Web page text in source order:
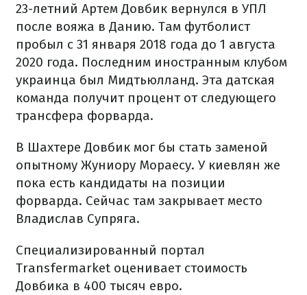
23-летний Артем Довбик вернулся в УПЛ
после вояжа в Данию. Там футболист
пробыл с 31 января 2018 года до 1 августа
2020 года. Последним иностранным клубом
украинца был Мидтьюлланд. Эта датская
команда получит процент от следующего
трансфера форварда.
В Шахтере Довбик мог бы стать заменой
опытному Жуниору Мораесу. У киевлян же
пока есть кандидаты на позиции
форварда. Сейчас там закрывает место
Владислав Супряга.
Специализированный портал
Transfermarket оценивает стоимость
Довбика в 400 тысяч евро.